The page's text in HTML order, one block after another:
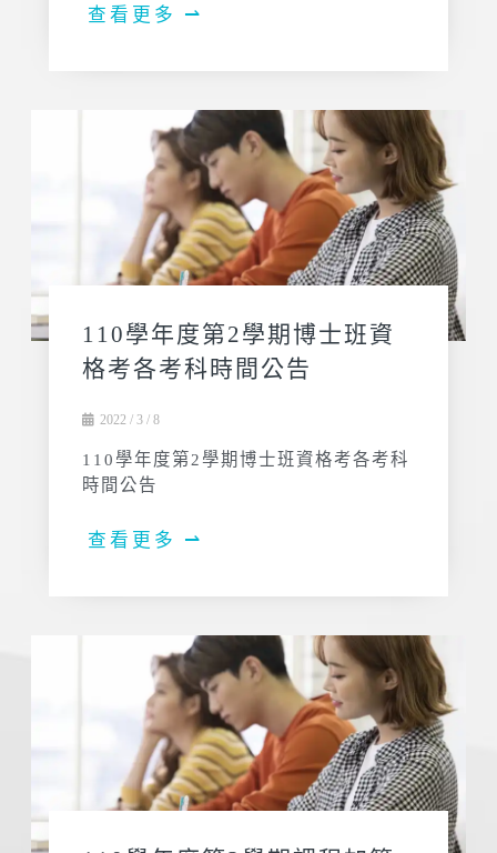
查看更多 ⇀
110學年度第2學期博士班資
格考各考科時間公告
2022 / 3 / 8
110學年度第2學期博士班資格考各考科
時間公告
查看更多 ⇀